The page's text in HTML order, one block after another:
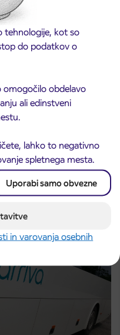
tehnologije, kot so
do podatkov o
omogočilo obdelavo
ali edinstveni
lahko to negativno
spletnega mesta.
Uporabi samo obvezne
in varovanja osebnih
2027 se začne